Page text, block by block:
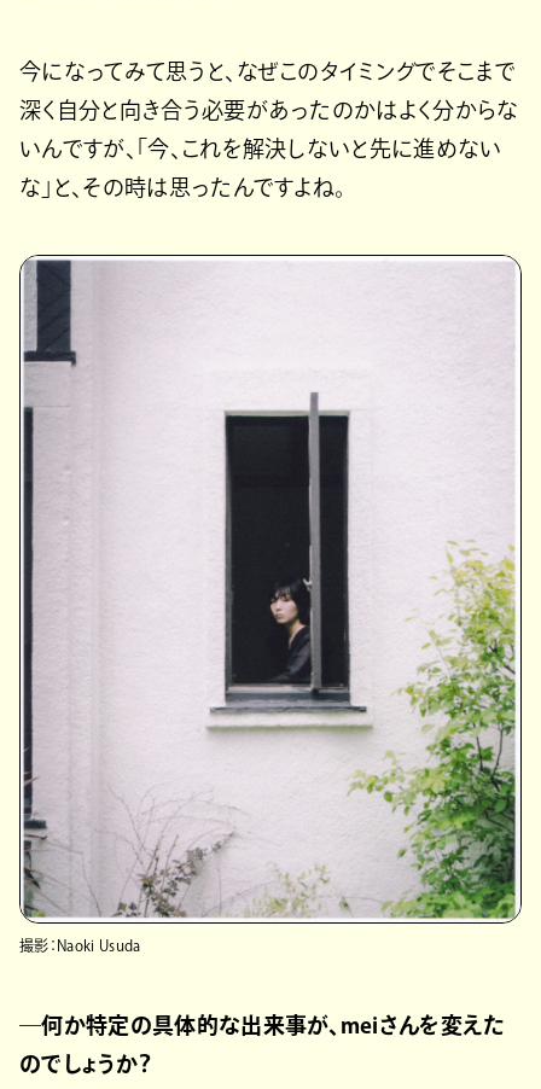
今になってみて思うと、なぜこのタイミングでそこまで
深く自分と向き合う必要があったのかはよく分からな
いんですが、「今、これを解決しないと先に進めない
な」と、その時は思ったんですよね。
撮影：Naoki Usuda
―何か特定の具体的な出来事が、meiさんを変えた
のでしょうか？